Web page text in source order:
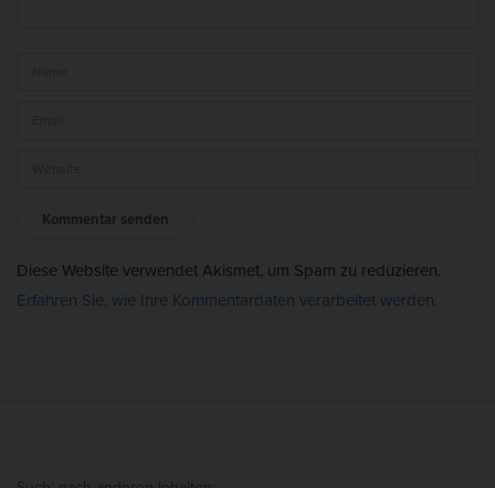
Diese Website verwendet Akismet, um Spam zu reduzieren.
Erfahren Sie, wie Ihre Kommentardaten verarbeitet werden.